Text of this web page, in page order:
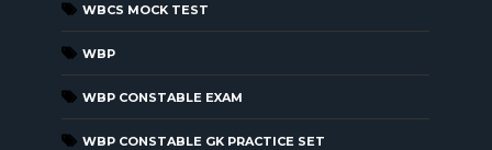
WBCS MOCK TEST
WBP
WBP CONSTABLE EXAM
WBP CONSTABLE GK PRACTICE SET